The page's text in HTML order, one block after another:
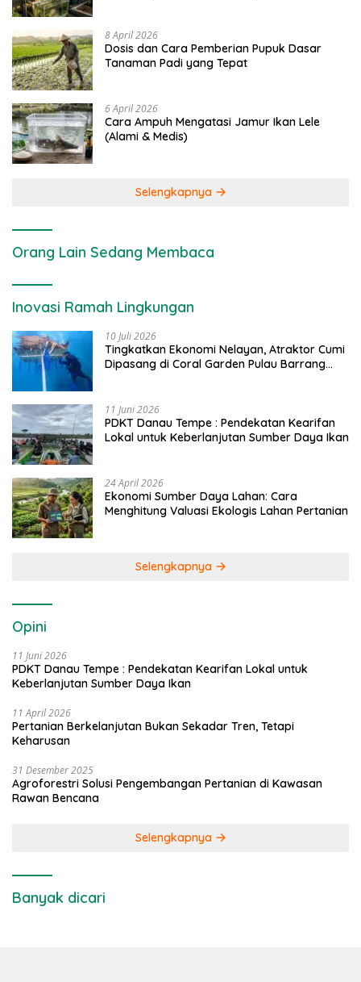
8 April 2026
Dosis dan Cara Pemberian Pupuk Dasar
Tanaman Padi yang Tepat
6 April 2026
Cara Ampuh Mengatasi Jamur Ikan Lele
(Alami & Medis)
Selengkapnya
Orang Lain Sedang Membaca
Inovasi Ramah Lingkungan
10 Juli 2026
Tingkatkan Ekonomi Nelayan, Atraktor Cumi
Dipasang di Coral Garden Pulau Barrang
11 Juni 2026
PDKT Danau Tempe : Pendekatan Kearifan
Lokal untuk Keberlanjutan Sumber Daya Ikan
24 April 2026
Ekonomi Sumber Daya Lahan: Cara
Menghitung Valuasi Ekologis Lahan Pertanian
Selengkapnya
Opini
11 Juni 2026
PDKT Danau Tempe : Pendekatan Kearifan Lokal untuk
Keberlanjutan Sumber Daya Ikan
11 April 2026
Pertanian Berkelanjutan Bukan Sekadar Tren, Tetapi
Keharusan
31 Desember 2025
Agroforestri Solusi Pengembangan Pertanian di Kawasan
Rawan Bencana
Selengkapnya
Banyak dicari